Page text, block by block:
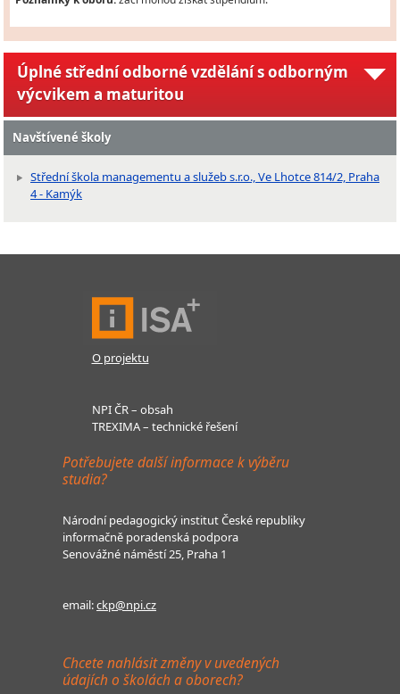
Úplné střední odborné vzdělání s odborným
výcvikem a maturitou
Navštívené školy
Střední škola managementu a služeb s.r.o., Ve Lhotce 814/2, Praha
4 - Kamýk
O projektu
NPI ČR – obsah
TREXIMA – technické řešení
Potřebujete další informace k výběru
studia?
Národní pedagogický institut České republiky
informačně poradenská podpora
Senovážné náměstí 25, Praha 1
email:ckp@npi.cz
Chcete nahlásit změny v uvedených
údajích o školách a oborech?